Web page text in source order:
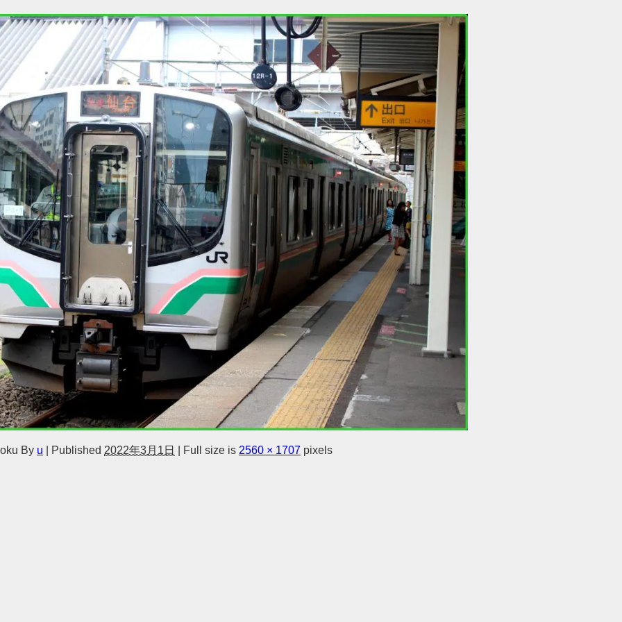
By u Published 2022年3月1日 Full size is 2560 × 1707 pixels